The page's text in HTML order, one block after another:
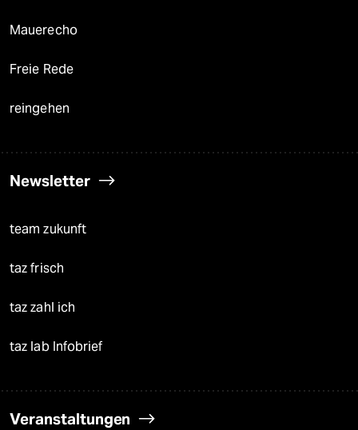
Mauerecho
Freie Rede
reingehen
Newsletter
team zukunft
taz frisch
taz zahl ich
taz lab Infobrief
Veranstaltungen